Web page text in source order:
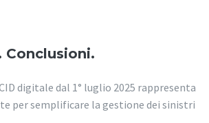
Conclusioni.
digitale dal 1° luglio 2025 rappresenta
per semplificare la gestione dei sinistri